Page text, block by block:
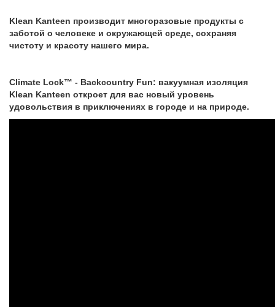
Klean Kanteen производит многоразовые продукты с
заботой о человеке и окружающей среде, сохраняя
чистоту и красоту нашего мира.
Climate Lock™ - Backcountry Fun: вакуумная изоляция
Klean Kanteen откроет для вас новый уровень
удовольствия в приключениях в городе и на природе.